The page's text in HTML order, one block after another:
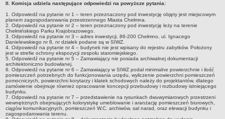
Elektroniczna Skrzynka Podawcza
II. Komisja udziela następujące odpowiedzi na powyższe pytania:
1. Odpowiedź na pytanie nr 1 – teren przeznaczony pod inwestycję objęty jest miejscowym
planem zagospodarowania przestrzennego Miasta Chełmna.
2. Odpowiedź na pytanie nr 2 – teren przeznaczony pod inwestycję leży na terenie
Chełmińskiego Parku Krajobrazowego.
3. Odpowiedź na pytanie nr 3 – adres inwestycji, 86-200 Chełmno, ul. Ignacego
Danielewskiego nr 8, nr działek podane są w SIWZ.
4. Odpowiedź na pytanie nr 4 – budynek nie jest wpisany do rejestru zabytków. Położony
jest w strefie ochrony ekspozycji zespołu staromiejskiego.
5. Odpowiedź na pytanie nr 5 – Zamawiający nie posiada archiwalnej dokumentacji
architektoniczno budowlanej.
6. Odpowiedź na pytanie nr 6 – Zamawiający w SIWZ podał minimalne powierzchnie i ilość
pomieszczeń potrzebnych do funkcjonowania urzędu, wyliczenie powierzchni pomieszczeń
pomocniczych, powierzchni korytarzy i klatek schodowych należy do projektantów, dlatego
zamówienie obejmuje również opracowanie koncepcji przebudowy i rozbudowy istniejącego
budynku.
7. Odpowiedź na pytanie nr 7 – przedstawienie na rysunkach dwuwymiarowych przestrzeni
wewnętrznych obejmujących kolorystykę umeblowanie i aranżację pomieszczeń biurowych,
ciągów komunikacyjnych, pomieszczeń W.C. archiwów, sal narad, oraz elewacji budynku i
zagospodarowania terenu.